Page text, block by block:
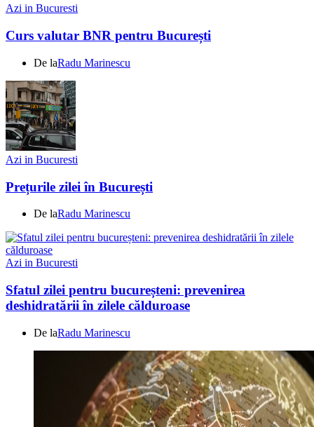
Azi in Bucuresti
Curs valutar BNR pentru București
De laRadu Marinescu
Azi in Bucuresti
Prețurile zilei în București
De laRadu Marinescu
Azi in Bucuresti
Sfatul zilei pentru bucureșteni: prevenirea
deshidratării în zilele călduroase
De laRadu Marinescu